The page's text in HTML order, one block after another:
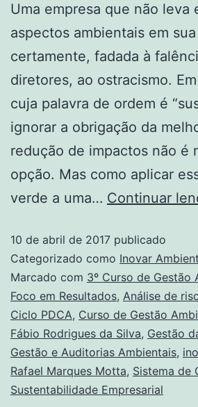
Uma empresa que não leva
aspectos ambientais em
certamente, fadada à
diretores, ao ostracismo.
cuja palavra de ordem é
ignorar a obrigação da
redução de impactos não é
opção. Mas como aplicar
verde a uma… Continuar
10 de abril de 2017 publicado
Categorizado como Inovar
Marcado com 3º Curso de Gestão
Foco em Resultados, Análise de
Ciclo PDCA, Curso de Gestão
Fábio Rodrigues da Silva, Gestão
Gestão e Auditorias Ambientais,
Rafael Marques Motta, Sistema de
Sustentabilidade Empresarial